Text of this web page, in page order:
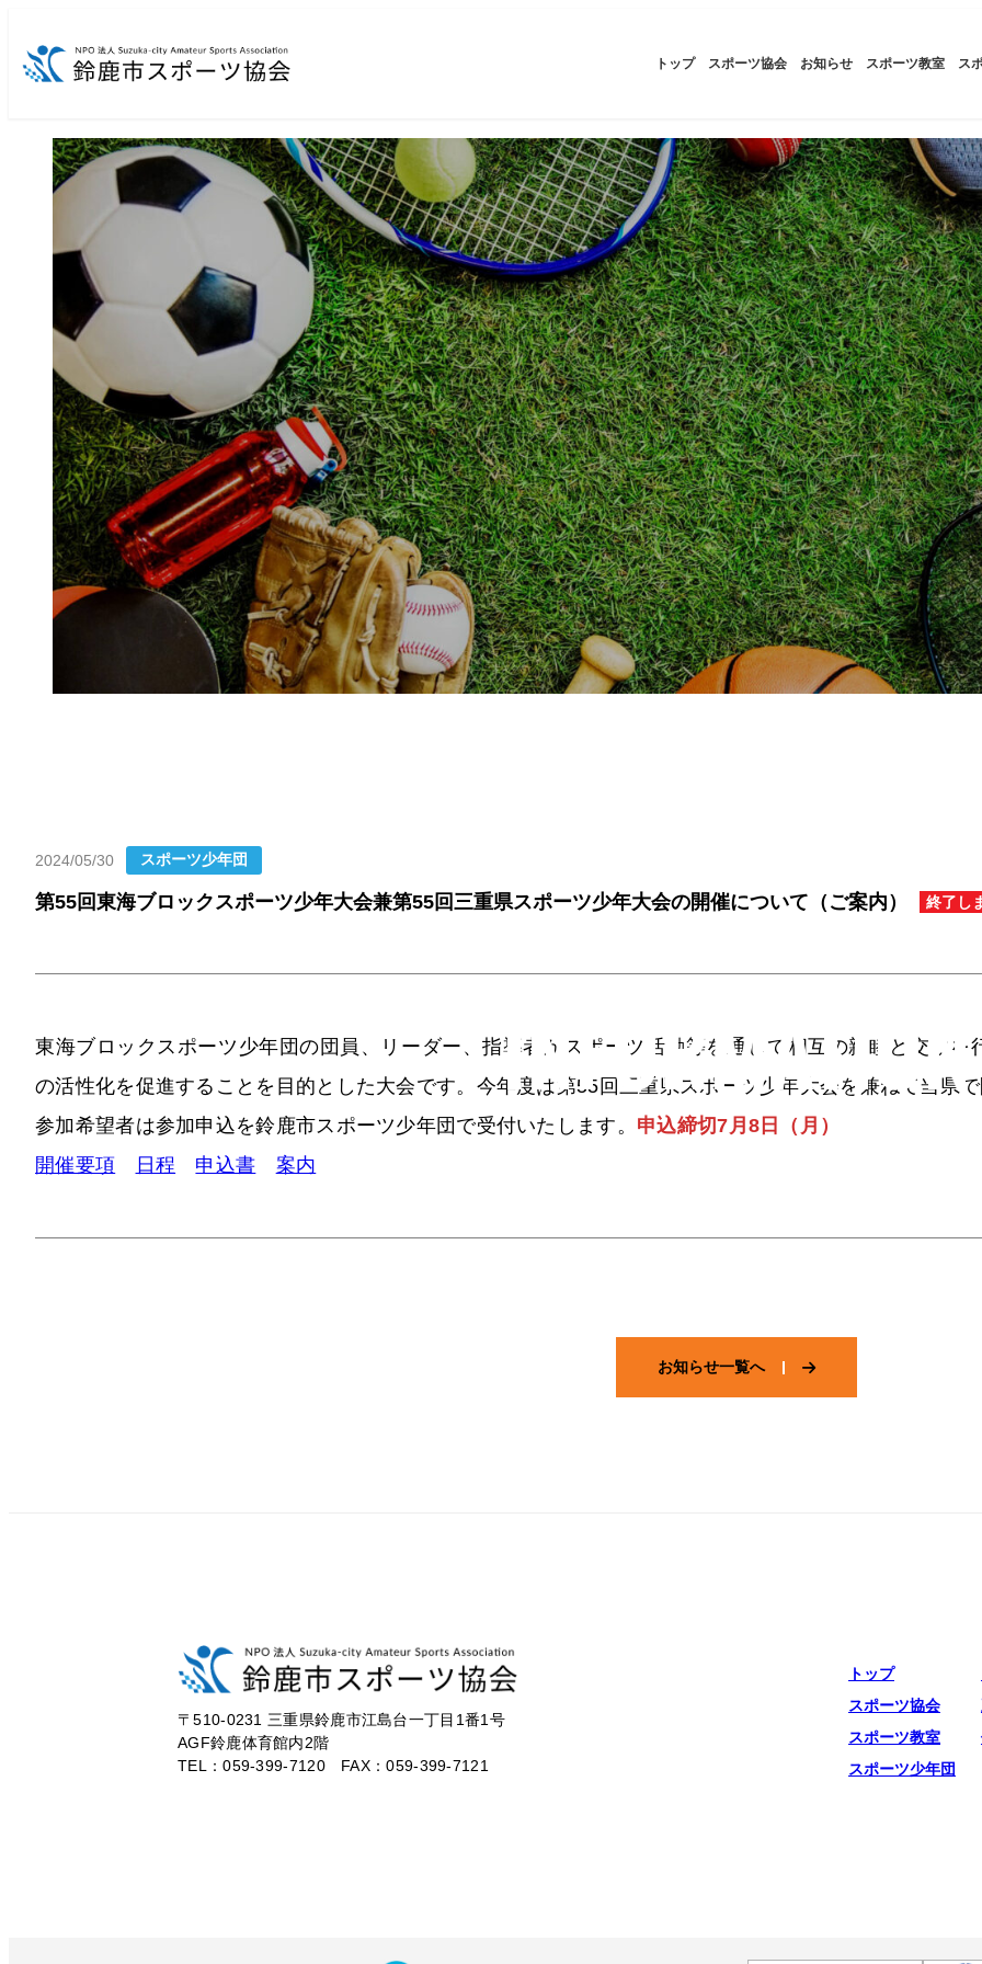
イ
ン
トップ スポーツ協会 お知らせ スポーツ教室 ス
第55回東海ブロックスポーツ少年大会兼第55回三重県スポーツ少年大会の開催について（ご案内） 終了し
投稿日
2024/05/30 カテゴリー
スポーツ少年団
東海ブロックスポーツ少年団の団員、リーダー、指導者がスポーツ活動等を通じて相互の親睦と交歓
の活性化を促進することを目的とした大会です。今年度は第55回三重県スポーツ少年大会を兼ねて当県
参加希望者は参加申込を鈴鹿市スポーツ少年団で受付いたします。 申込締切7月8日（月）
開催要項
日程 申込書 案内
お知らせ一覧へ
〒510-0231 三重県鈴鹿市江島台一丁目1番1号
AGF鈴鹿体育館内2階
TEL：059-399-7120 FAX：059-399-7121
トップ
スポーツ協会
スポーツ教室
スポーツ少年団